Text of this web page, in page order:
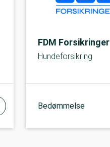
FDM Forsikringer
Hundeforsikring
Bedømmelse